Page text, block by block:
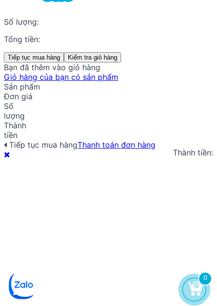
Số lượng:
Tổng tiền:
Tiếp tục mua hàng Kiểm tra giỏ hàng
Bạn đã thêm vào giỏ hàng
Giỏ hàng của bạn có sản phẩm
Sản phẩm
Đơn giá
Số
lượng
Thành
tiền
Tiếp tục mua hàng
Thành tiền:
Thanh toán đơn hàng
0